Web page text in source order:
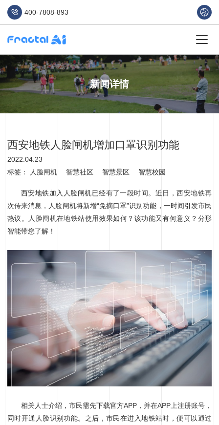
400-7808-893
新闻详情
西安地铁人脸闸机增加口罩识别功能
2022.04.23
标签：
人脸闸机 智慧社区 智慧景区 智慧校园
西安地铁加入人脸闸机已经有了一段时间。近日，西安地铁再
次传来消息，人脸闸机将新增“免摘口罩”识别功能，一时间引发市民
热议。人脸闸机在地铁站使用效果如何？该功能又有何意义？分形
智能带您了解！
相关人士介绍，市民需先下载官方APP，并在APP上注册账号，
同时开通人脸识别功能。之后，市民在进入地铁站时，便可以通过